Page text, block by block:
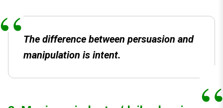
The difference between persuasion and
manipulation is intent.